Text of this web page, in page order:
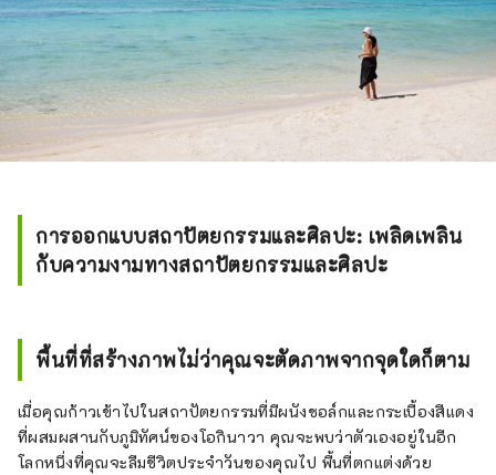
การออกแบบสถาปัตยกรรมและศิลปะ: เพลิดเพลิน
กับความงามทางสถาปัตยกรรมและศิลปะ
พื้นที่ที่สร้างภาพไม่ว่าคุณจะตัดภาพจากจุดใดก็ตาม
เมื่อคุณก้าวเข้าไปในสถาปัตยกรรมที่มีผนังชอล์กและกระเบื้องสีแดง
ที่ผสมผสานกับภูมิทัศน์ของโอกินาวา คุณจะพบว่าตัวเองอยู่ในอีก
โลกหนึ่งที่คุณจะลืมชีวิตประจำวันของคุณไป พื้นที่ตกแต่งด้วย